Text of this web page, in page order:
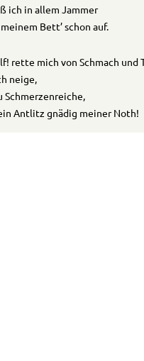
ich in allem Jammer
meinem Bett’ schon auf.
rette mich von Schmach und
neige,
Schmerzenreiche,
Antlitz gnädig meiner Noth!